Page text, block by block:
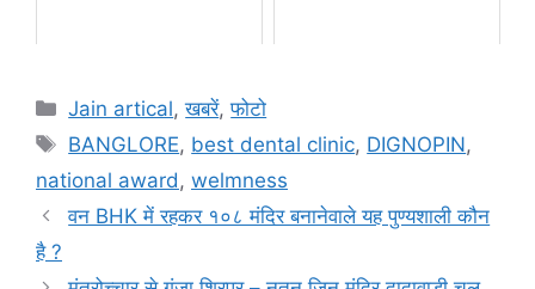
Categories
Jain artical,खबरें,फोटो
Tags
BANGLORE, best dental clinic, DIGNOPIN,
national award, welmness
वन BHK में रहकर १०८ मंदिर बनानेवाले यह पुण्यशाली कौन
है ?